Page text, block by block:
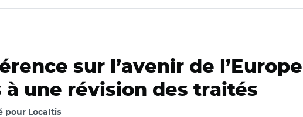
sur l’avenir de
à une révision des traités
pour Localtis